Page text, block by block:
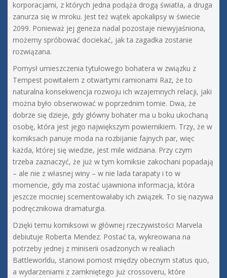
korporacjami, z których jedna podąża drogą światła, a druga
zanurza się w mroku. Jest też wątek apokalipsy w świecie
2099. Ponieważ jej geneza nadal pozostaje niewyjaśniona,
możemy spróbować dociekać, jak ta zagadka zostanie
rozwiązana.
Pomysł umieszczenia tytułowego bohatera w związku z
Tempest powitałem z otwartymi ramionami Raz, że to
naturalna konsekwencja rozwoju ich wzajemnych relacji, jaki
można było obserwować w poprzednim tomie. Dwa, że
dobrze się dzieje, gdy główny bohater ma u boku ukochaną
osobę, która jest jego największym powiernikiem. Trzy, że w
komiksach panuje moda na rozbijanie fajnych par, więc
każda, której się wiedzie, jest mile widziana. Przy czym
trzeba zaznaczyć, że już w tym komiksie zakochani popadają
– ale nie z własnej winy – w nie lada tarapaty i to w
momencie, gdy ma zostać ujawniona informacja, która
jeszcze mocniej scementowałaby ich związek. To się nazywa
podręcznikowa dramaturgia.
Dzięki temu komiksowi w głównej rzeczywistości Marvela
debiutuje Roberta Mendez. Postać ta, wykreowana na
potrzeby jednej z miniserii osadzonych w realiach
Battleworldu, stanowi pomost między obecnym status quo,
a wydarzeniami z zamkniętego już crossoveru, które